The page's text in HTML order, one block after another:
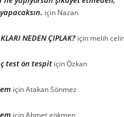
için Nazan
NEDEN ÇIPLAK? için melih
test ön tespit içinÖzkan
içinAtakan Sönmez
içinAhmet gökmen